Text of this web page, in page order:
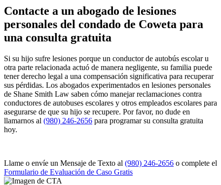
Contacte a un abogado de lesiones
personales del condado de Coweta para
una consulta gratuita
Si su hijo sufre lesiones porque un conductor de autobús escolar u
otra parte relacionada actuó de manera negligente, su familia puede
tener derecho legal a una compensación significativa para recuperar
sus pérdidas. Los abogados experimentados en lesiones personales
de Shane Smith Law saben cómo manejar reclamaciones contra
conductores de autobuses escolares y otros empleados escolares para
asegurarse de que su hijo se recupere. Por favor, no dude en
llamarnos al (980) 246-2656 para programar su consulta gratuita
hoy.
Llame o envíe un Mensaje de Texto al (980) 246-2656 o complete el
Formulario de Evaluación de Caso Gratis